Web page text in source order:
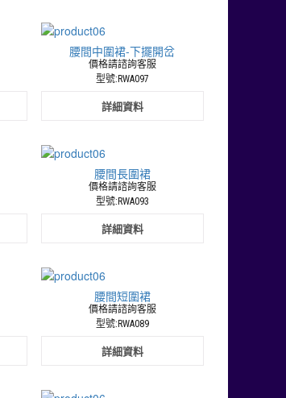
腰間中圍裙-下擺開岔
價格請諮詢客服
型號:RWA097
詳細資料
腰間長圍裙
價格請諮詢客服
型號:RWA093
詳細資料
腰間短圍裙
價格請諮詢客服
型號:RWA089
詳細資料